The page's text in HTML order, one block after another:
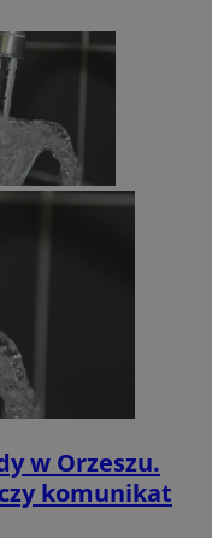
w Orzeszu.
komunikat